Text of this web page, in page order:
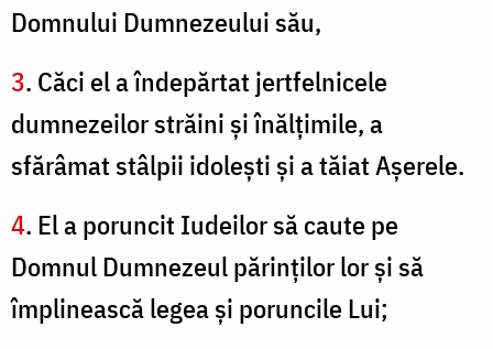
Domnului Dumnezeului său,
3. Căci el a îndepărtat jertfelnicele
dumnezeilor străini şi înălţimile, a
sfărâmat stâlpii idoleşti şi a tăiat Aşerele.
4. El a poruncit Iudeilor să caute pe
Domnul Dumnezeul părinţilor lor şi să
împlinească legea şi poruncile Lui;